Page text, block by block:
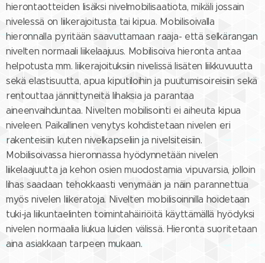
hierontaotteiden lisäksi nivelmobilisaatiota, mikäli jossain
nivelessä on liikerajoitusta tai kipua. Mobilisoivalla
hieronnalla pyritään saavuttamaan raaja- että selkärangan
nivelten normaali liikelaajuus. Mobilisoiva hieronta antaa
helpotusta mm. liikerajoituksiin nivelissä lisäten liikkuvuutta
sekä elastisuutta, apua kiputiloihin ja puutumisoireisiin sekä
rentouttaa jännittyneitä lihaksia ja parantaa
aineenvaihduntaa. Nivelten mobilisointi ei aiheuta kipua
niveleen. Paikallinen venytys kohdistetaan nivelen eri
rakenteisiin kuten nivelkapseliin ja nivelsiteisiin.
Mobilisoivassa hieronnassa hyödynnetään nivelen
liikelaajuutta ja kehon osien muodostamia vipuvarsia, jolloin
lihas saadaan tehokkaasti venymään ja näin parannettua
myös nivelen liikeratoja. Nivelten mobilisoinnilla hoidetaan
tuki-ja liikuntaelinten toimintahäiriöitä käyttämällä hyödyksi
nivelen normaalia liukua luiden välissä. Hieronta suoritetaan
aina asiakkaan tarpeen mukaan.